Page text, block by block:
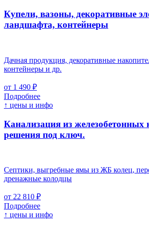
Купели, вазоны, декоративные
ландшафта, контейнеры
Дачная продукция, декоративные
контейнеры и др.
от 1 490 ₽
Подробнее
↑ цены и инфо
Канализация из железобетонных
решения под ключ.
Септики, выгребные ямы из ЖБ колец,
дренажные колодцы
от 22 810 ₽
Подробнее
↑ цены и инфо